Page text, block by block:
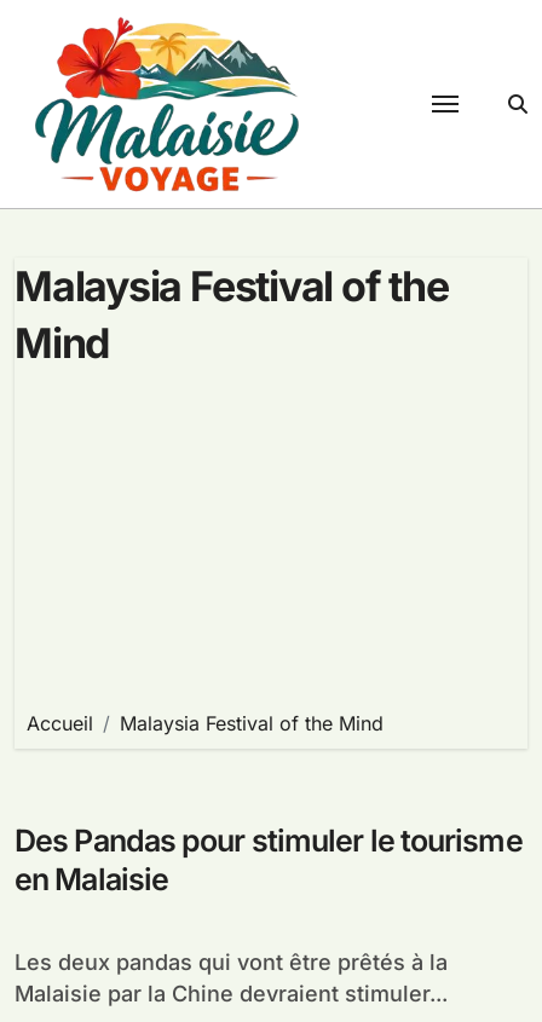
contenu
Malaysia Festival of the
Mind
Accueil Malaysia Festival of the Mind
Des Pandas pour stimuler le tourisme
en Malaisie
Les deux pandas qui vont être prêtés à la
Malaisie par la Chine devraient stimuler...